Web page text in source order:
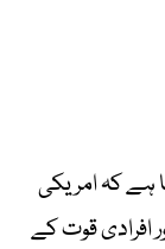
ہے کہ امریکی
افرادی قوت کے